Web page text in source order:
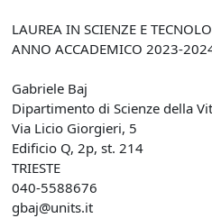
LAUREA IN SCIENZE E
ANNO ACCADEMICO 2023-
Gabriele Baj
Dipartimento di Scienze della
Via Licio Giorgieri, 5
Edificio Q, 2p, st. 214
TRIESTE
040-5588676
gbaj@units.it